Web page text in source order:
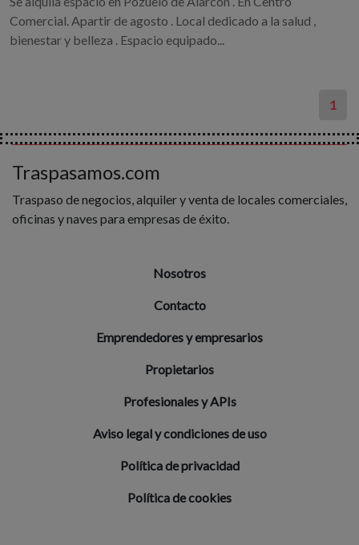
Comercial. Apartir de agosto . Local dedicado a la salud ,
bienestar y belleza . Espacio equipado...
1
Traspasamos.com
Traspaso de negocios, alquiler y venta de locales comerciales,
oficinas y naves para empresas de éxito.
Nosotros
Contacto
Emprendedores y empresarios
Propietarios
Profesionales y APIs
Aviso legal y condiciones de uso
Política de privacidad
Política de cookies